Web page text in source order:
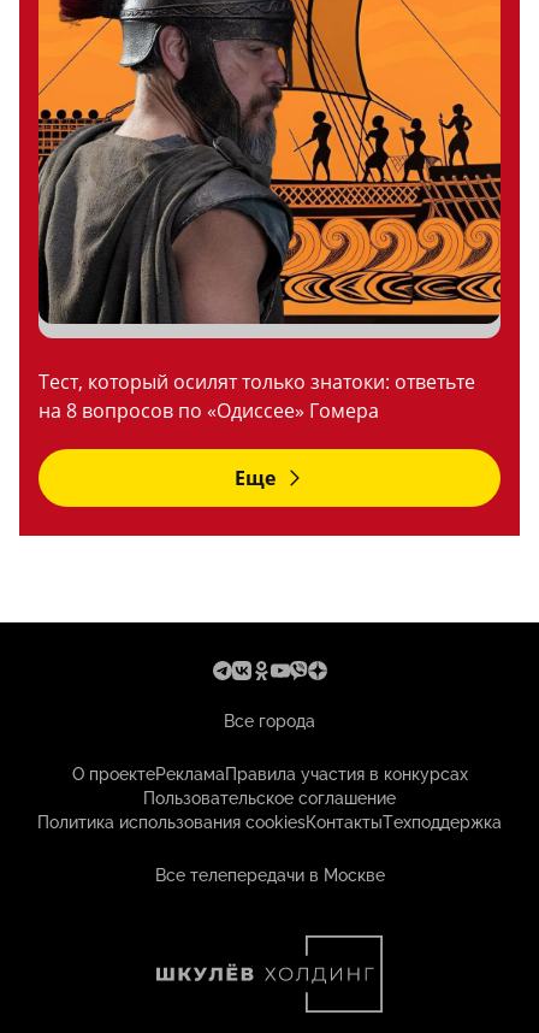
Тест, который осилят только знатоки: ответьте
на 8 вопросов по «Одиссее» Гомера
Еще
Все города
О проектеРекламаПравила участия в конкурсах
Пользовательское соглашение
Политика использования cookiesКонтактыТехподдержка
Все телепередачи в Москве